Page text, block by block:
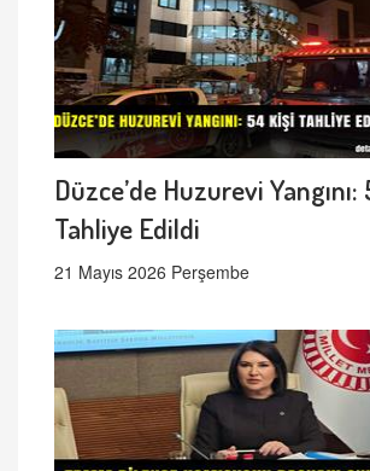
Düzce’de Huzurevi Yangını:
Tahliye Edildi
21 Mayıs 2026 Perşembe